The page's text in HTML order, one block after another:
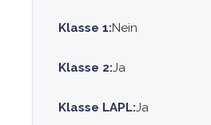
Klasse 1:Nein
Klasse 2:Ja
Klasse LAPL:Ja